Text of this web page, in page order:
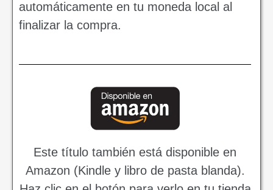
automáticamente en tu moneda local al
finalizar la compra.
Este título también está disponible en
Amazon (Kindle y libro de pasta blanda).